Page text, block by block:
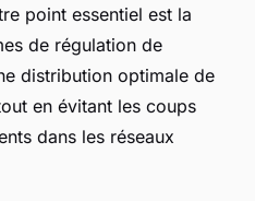
point essentiel est la
de régulation de
distribution optimale de
en évitant les coups
dans les réseaux